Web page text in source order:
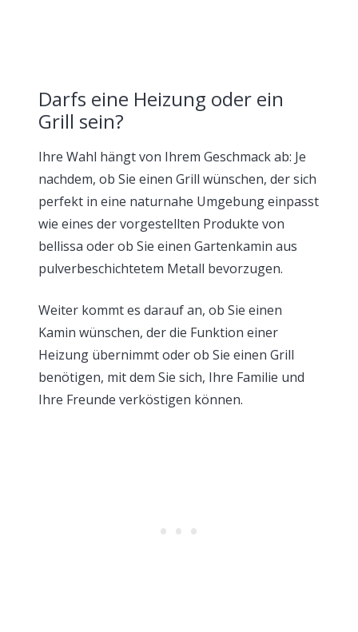
Darfs eine Heizung oder ein
Grill sein?
Ihre Wahl hängt von Ihrem Geschmack ab: Je
nachdem, ob Sie einen Grill wünschen, der sich
perfekt in eine naturnahe Umgebung einpasst
wie eines der vorgestellten Produkte von
bellissa oder ob Sie einen Gartenkamin aus
pulverbeschichtetem Metall bevorzugen.
Weiter kommt es darauf an, ob Sie einen
Kamin wünschen, der die Funktion einer
Heizung übernimmt oder ob Sie einen Grill
benötigen, mit dem Sie sich, Ihre Familie und
Ihre Freunde verköstigen können.